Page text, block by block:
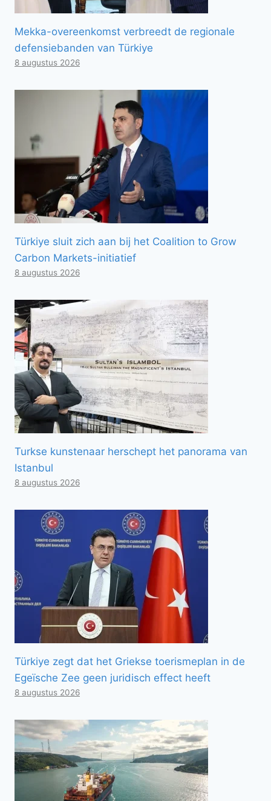
Mekka-overeenkomst verbreedt de regionale
defensiebanden van Türkiye
8 augustus 2026
Türkiye sluit zich aan bij het Coalition to Grow
Carbon Markets-initiatief
8 augustus 2026
Turkse kunstenaar herschept het panorama van
Istanbul
8 augustus 2026
Türkiye zegt dat het Griekse toerismeplan in de
Egeïsche Zee geen juridisch effect heeft
8 augustus 2026